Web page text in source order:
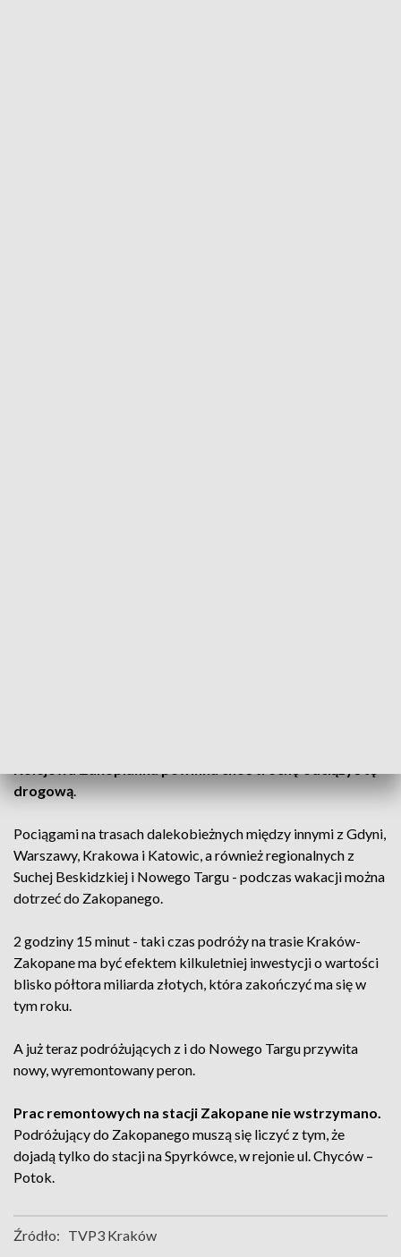
drogową.
Pociągami na trasach dalekobieżnych między innymi z Gdyni,
Warszawy, Krakowa i Katowic, a również regionalnych z
Suchej Beskidzkiej i Nowego Targu - podczas wakacji można
dotrzeć do Zakopanego.
2 godziny 15 minut - taki czas podróży na trasie Kraków-
Zakopane ma być efektem kilkuletniej inwestycji o wartości
blisko półtora miliarda złotych, która zakończyć ma się w
tym roku.
A już teraz podróżujących z i do Nowego Targu przywita
nowy, wyremontowany peron.
Prac remontowych na stacji Zakopane nie wstrzymano.
Podróżujący do Zakopanego muszą się liczyć z tym, że
dojadą tylko do stacji na Spyrkówce, w rejonie ul. Chyców –
Potok.
Źródło: TVP3 Kraków